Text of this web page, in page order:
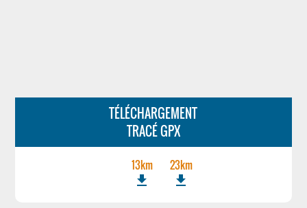
TÉLÉCHARGEMENT
TRACÉ GPX
13km
file_download
23km
file_download